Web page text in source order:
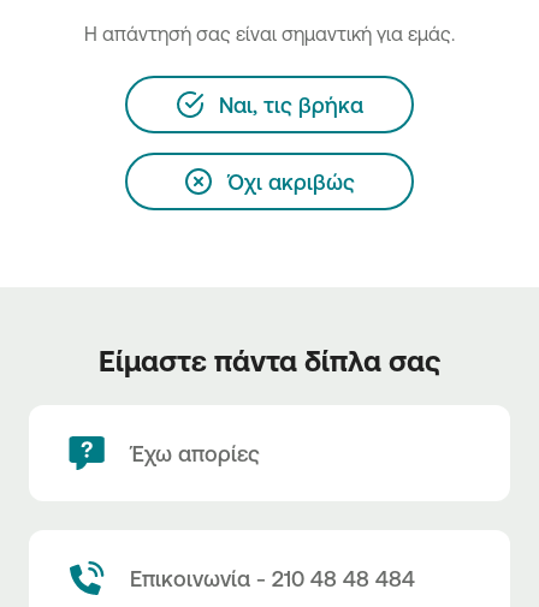
H απάντησή σας είναι σημαντική για εμάς.
Ναι, τις βρήκα
Όχι ακριβώς
Είμαστε πάντα δίπλα σας
Έχω απορίες
Επικοινωνία - 210 48 48 484